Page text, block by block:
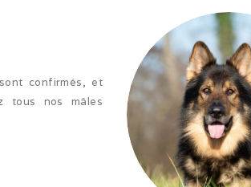
confirmés, et
tous nos mâles